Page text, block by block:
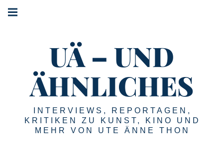
Springe
zum
UÄ – UND
ÄHNLICHES
INTERVIEWS, REPORTAGEN,
KRITIKEN ZU KUNST, KINO UND
MEHR VON UTE ÄNNE THON